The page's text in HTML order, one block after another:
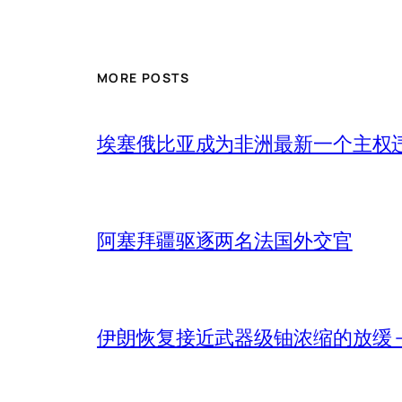
MORE POSTS
埃塞俄比亚成为非洲最新一个主权
阿塞拜疆驱逐两名法国外交官
伊朗恢复接近武器级铀浓缩的放缓